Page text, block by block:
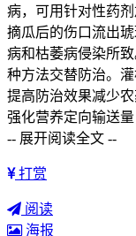
病，可用针对性药
摘瓜后的伤口流出
病和枯萎病侵染所
种方法交替防治。
提高防治效果减少
强化营养定向输送量
-- 展开阅读全文 --
打赏
阅读
海报